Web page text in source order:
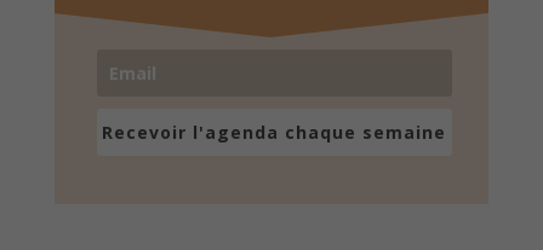
Recevoir l'agenda chaque semaine